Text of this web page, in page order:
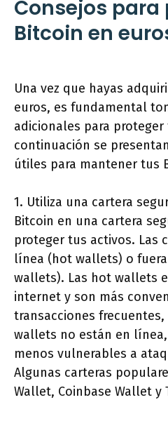
Consejos
Bitcoin en
Una vez que hayas
euros, es fundamental
adicionales para
continuación se
útiles para mantener tus
1. Utiliza una cartera
Bitcoin en una cartera
proteger tus activos. Las
línea (hot wallets) o
wallets). Las hot wallets
internet y son más
transacciones
wallets no están en
menos vulnerables a
Algunas carteras
Wallet, Coinbase Wallet y